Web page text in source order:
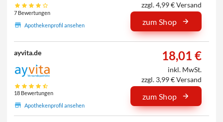
7 Bewertungen
Apothekenprofil ansehen
zzgl. 4,99 € Versand
zum Shop
ayvita.de
18 Bewertungen
Apothekenprofil ansehen
18,01 €
inkl. MwSt.
zzgl. 3,99 € Versand
zum Shop